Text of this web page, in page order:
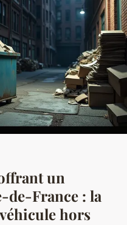
un
de-France : la
hors